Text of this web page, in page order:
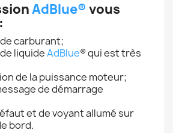
AdBlue® vous
carburant;
liquideAdBlue® qui est très
de la puissance moteur;
de démarrage
et de voyant allumé sur
bord.